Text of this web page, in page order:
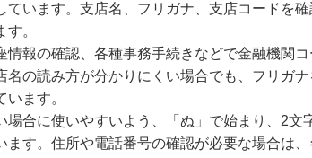
ています。支店名、フリガナ、支店コードを
。
情報の確認、各種事務手続きなどで金融機関
名の読み方が分かりにくい場合でも、フリガ
ます。
場合に使いやすいよう、「ぬ」で始まり、2文
ます。住所や電話番号の確認が必要な場合は